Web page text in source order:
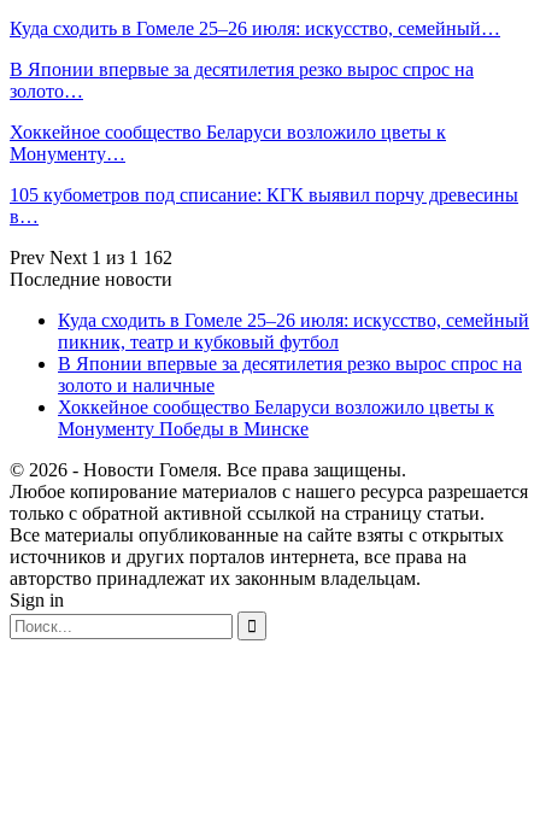
Куда сходить в Гомеле 25–26 июля: искусство, семейный…
В Японии впервые за десятилетия резко вырос спрос на
золото…
Хоккейное сообщество Беларуси возложило цветы к
Монументу…
105 кубометров под списание: КГК выявил порчу древесины
в…
Prev Next 1 из 1 162
Последние новости
Куда сходить в Гомеле 25–26 июля: искусство, семейный
пикник, театр и кубковый футбол
В Японии впервые за десятилетия резко вырос спрос на
золото и наличные
Хоккейное сообщество Беларуси возложило цветы к
Монументу Победы в Минске
© 2026 - Новости Гомеля. Все права защищены.
Любое копирование материалов с нашего ресурса разрешается
только с обратной активной ссылкой на страницу статьи.
Все материалы опубликованные на сайте взяты с открытых
источников и других порталов интернета, все права на
авторство принадлежат их законным владельцам.
Sign in